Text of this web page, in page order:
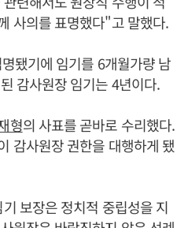
사의를 표명했다"고 말했다.
됐기에 임기를 6개월가량 남
감사원장 임기는 4년이다.
형의 사표를 곧바로 수리했다.
감사원장 권한을 대행하게 됐
보장은 정치적 중립성을 지